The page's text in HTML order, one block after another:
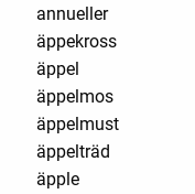
annueller
äppekross
äppel
äppelmos
äppelmust
äppelträd
äpple